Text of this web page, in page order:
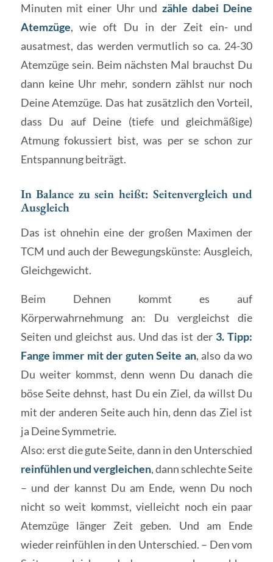
Minuten mit einer Uhr und zähle dabei Deine
Atemzüge, wie oft Du in der Zeit ein- und
ausatmest, das werden vermutlich so ca. 24-30
Atemzüge sein. Beim nächsten Mal brauchst Du
dann keine Uhr mehr, sondern zählst nur noch
Deine Atemzüge. Das hat zusätzlich den Vorteil,
dass Du auf Deine (tiefe und gleichmäßige)
Atmung fokussiert bist, was per se schon zur
Entspannung beiträgt.
In Balance zu sein heißt: Seitenvergleich und
Ausgleich
Das ist ohnehin eine der großen Maximen der
TCM und auch der Bewegungskünste: Ausgleich,
Gleichgewicht.
Beim Dehnen kommt es auf
Körperwahrnehmung an: Du vergleichst die
Seiten und gleichst aus. Und das ist der 3. Tipp:
Fange immer mit der guten Seite an, also da wo
Du weiter kommst, denn wenn Du danach die
böse Seite dehnst, hast Du ein Ziel, da willst Du
mit der anderen Seite auch hin, denn das Ziel ist
ja Deine Symmetrie.
Also: erst die gute Seite, dann in den Unterschied
reinfühlen und vergleichen, dann schlechte Seite
– und der kannst Du am Ende, wenn Du noch
nicht so weit kommst, vielleicht noch ein paar
Atemzüge länger Zeit geben. Und am Ende
wieder reinfühlen in den Unterschied. – Den vom